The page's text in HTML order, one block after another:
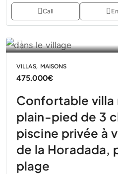
Call
VILLAS, MAISONS
475.000€
Confortable villa
plain-pied de 3
piscine privée à
de la Horadada,
plage